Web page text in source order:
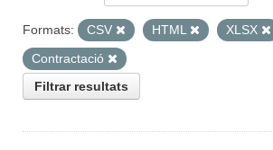
Formats: CSV HTML XLSX
Contractació
Filtrar resultats